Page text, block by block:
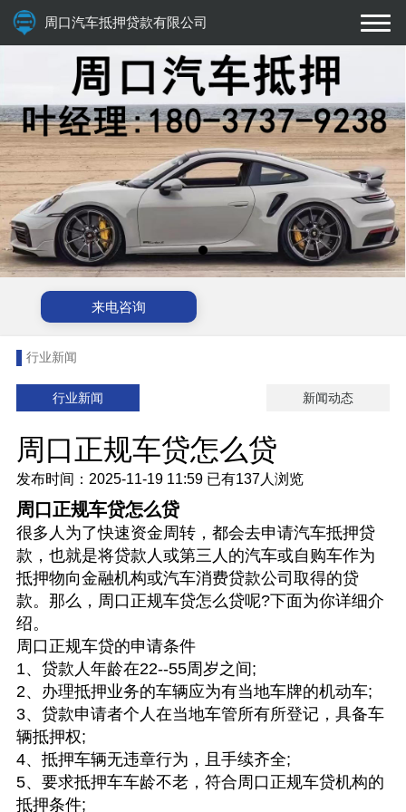
周口汽车抵押贷款有限公司
来电咨询
行业新闻
行业新闻 新闻动态
周口正规车贷怎么贷
发布时间：2025-11-19 11:59 已有137人浏览
周口正规车贷怎么贷
很多人为了快速资金周转，都会去申请汽车抵押贷
款，也就是将贷款人或第三人的汽车或自购车作为
抵押物向金融机构或汽车消费贷款公司取得的贷
款。那么，周口正规车贷怎么贷呢?下面为你详细介
绍。
周口正规车贷的申请条件
1、贷款人年龄在22--55周岁之间;
2、办理抵押业务的车辆应为有当地车牌的机动车;
3、贷款申请者个人在当地车管所有所登记，具备车
辆抵押权;
4、抵押车辆无违章行为，且手续齐全;
5、要求抵押车车龄不老，符合周口正规车贷机构的
抵押条件;